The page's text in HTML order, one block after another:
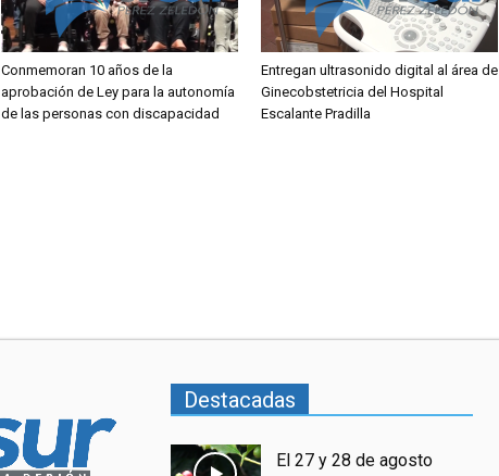
Conmemoran 10 años de la
aprobación de Ley para la autonomía
de las personas con discapacidad
Entregan ultrasonido digital al área de
Ginecobstetricia del Hospital
Escalante Pradilla
Destacadas
El 27 y 28 de agosto